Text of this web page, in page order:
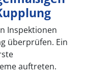
Inspektionen
überprüfen. Ein
auftreten.